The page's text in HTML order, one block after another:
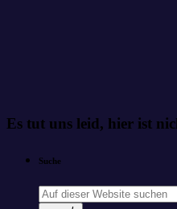
Es tut uns leid, hier ist
Suche